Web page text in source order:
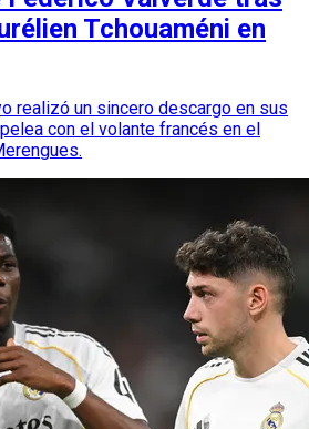
Tchouaméni en
realizó un sincero descargo en sus
con el volante francés en el